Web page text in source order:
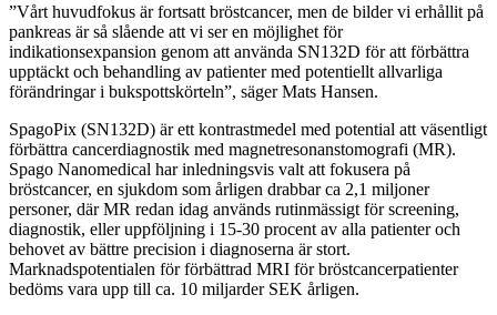
”Vårt huvudfokus är fortsatt bröstcancer, men de bilder vi erhållit på
pankreas är så slående att vi ser en möjlighet för
indikationsexpansion genom att använda SN132D för att förbättra
upptäckt och behandling av patienter med potentiellt allvarliga
förändringar i bukspottskörteln”, säger Mats Hansen.
SpagoPix (SN132D) är ett kontrastmedel med potential att väsentligt
förbättra cancerdiagnostik med magnetresonanstomografi (MR).
Spago Nanomedical har inledningsvis valt att fokusera på
bröstcancer, en sjukdom som årligen drabbar ca 2,1 miljoner
personer, där MR redan idag används rutinmässigt för screening,
diagnostik, eller uppföljning i 15-30 procent av alla patienter och
behovet av bättre precision i diagnoserna är stort.
Marknadspotentialen för förbättrad MRI för bröstcancerpatienter
bedöms vara upp till ca. 10 miljarder SEK årligen.